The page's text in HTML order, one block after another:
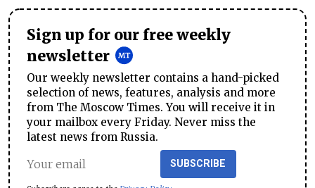
Sign up for our free weekly
newsletter
Our weekly newsletter contains a hand-picked
selection of news, features, analysis and more
from The Moscow Times. You will receive it in
your mailbox every Friday. Never miss the
latest news from Russia.
SUBSCRIBE